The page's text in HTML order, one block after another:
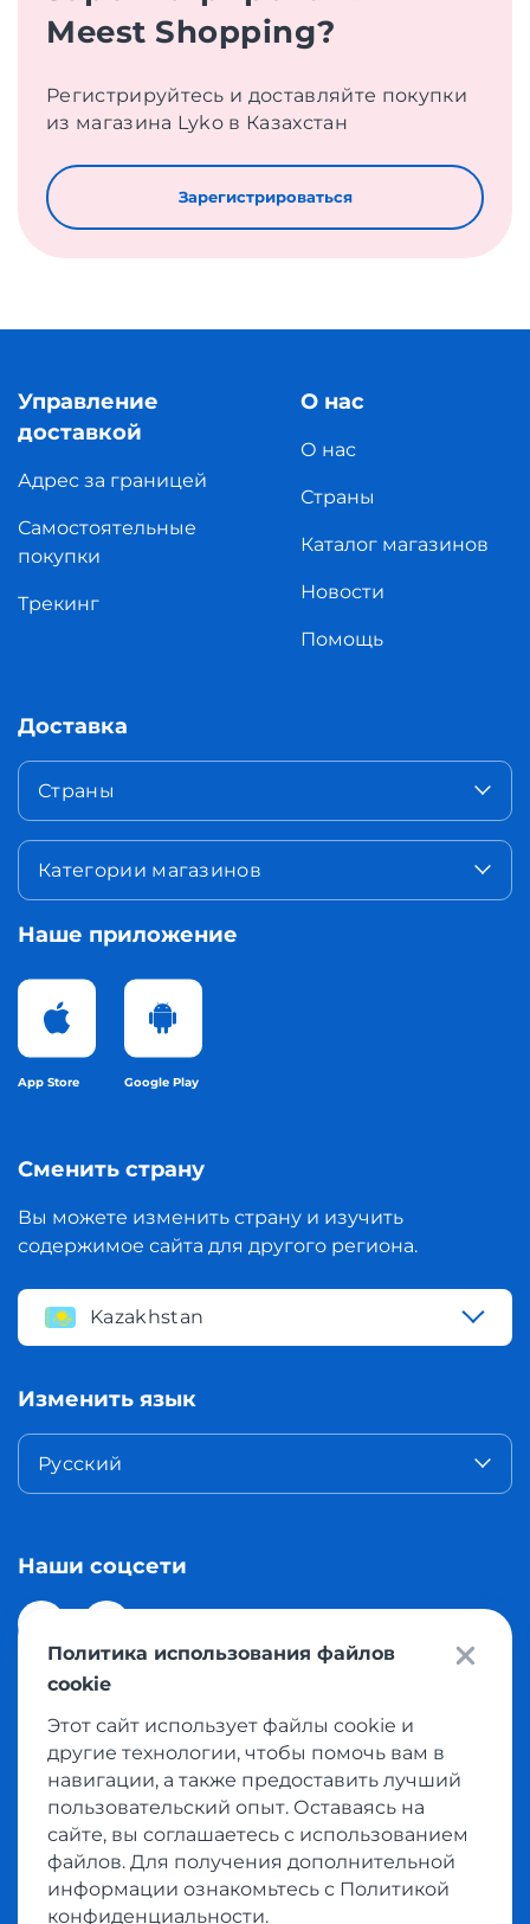
Meest Shopping?
Регистрируйтесь и доставляйте покупки
из магазина Lyko в Казахстан
Зарегистрироваться
Управление
доставкой
Адрес за границей
Самостоятельные
покупки
Трекинг
О нас
О нас
Страны
Каталог магазинов
Новости
Помощь
Доставка
Страны
Категории магазинов
Наше приложение
App Store Google Play
Сменить страну
Вы можете изменить страну и изучить
содержимое сайта для другого региона.
Kazakhstan
Изменить язык
Русский
Наши соцсети
© 2026 Meest Shopping доставка покупок с интернет
магазинов мира в Казахстан. Все права защищены
Политика конфиденциальности
Публичная оферта
Условия пользования сервисом выкупа товаров
Политика использования файлов
cookie
Этот сайт использует файлы cookie и
другие технологии, чтобы помочь вам в
навигации, а также предоставить лучший
пользовательский опыт. Оставаясь на
сайте, вы соглашаетесь с использованием
файлов. Для получения дополнительной
информации ознакомьтесь с Политикой
конфиденциальности.